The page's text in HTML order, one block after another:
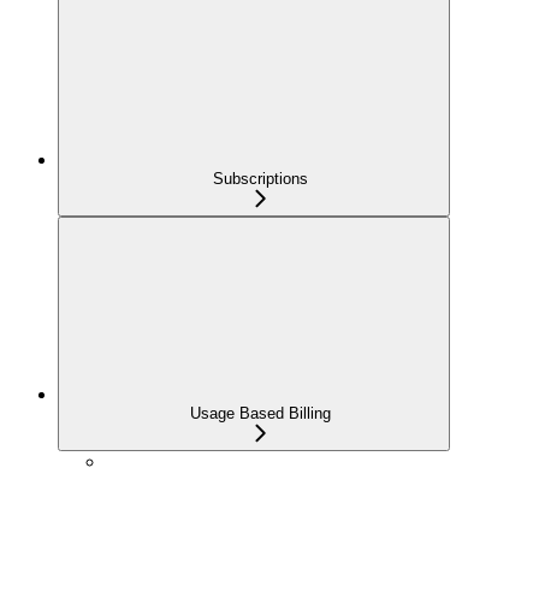
Subscriptions
Usage Based Billing